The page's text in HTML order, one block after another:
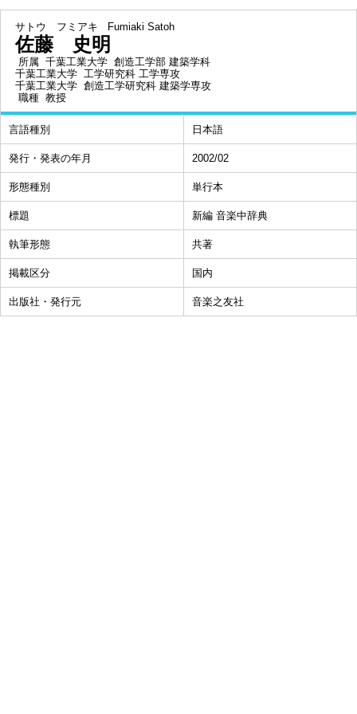
サトウ フミアキ Fumiaki Satoh
佐藤 史明
所属 千葉工業大学 創造工学部 建築学科
千葉工業大学 工学研究科 工学専攻
千葉工業大学 創造工学研究科 建築学専攻
職種 教授
言語種別 日本語
発行・発表の年月 2002/02
形態種別 単行本
標題 新編 音楽中辞典
執筆形態 共著
掲載区分 国内
出版社・発行元 音楽之友社